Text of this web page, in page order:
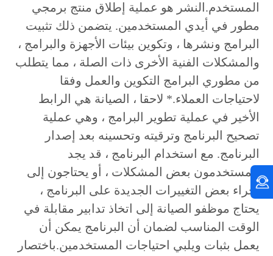
المستخدم.النشر هو عملية إطلاق منتج برمجي
مطور في أيدي المستخدمين. يتضمن ذلك تثبيت
البرامج ونشرها ، وتكوين بيئات الأجهزة والبرامج ،
والمشكلات الفنية الأخرى ذات الصلة ، مما يتطلب
من مطوري البرامج التكوين والعمل وفقا
لاحتياجات العملاء.* لاحقا ، الصيانة هي الرابط
الأخير في عملية تطوير البرامج ، وهي عملية
تصحيح البرنامج وترقيته وتحسينه بعد إصدار
البرنامج. مع استخدام البرنامج ، قد يجد
المستخدمون بعض المشكلات ، أو يحتاجون إلى
إجراء بعض التغييرات الجديدة على البرنامج ،
يحتاج موظفو الصيانة إلى اتخاذ تدابير مقابلة في
الوقت المناسب لضمان أن البرنامج يمكن أن
يعمل بثبات ويلبي احتياجات المستخدمين.باختصار